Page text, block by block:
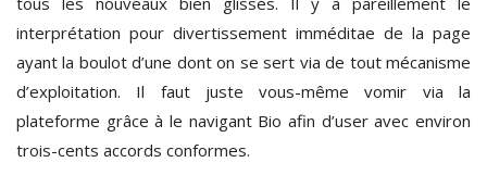
interprétation pour divertissement imméditae de la page
ayant la boulot d’une dont on se sert via de tout mécanisme
d’exploitation. Il faut juste vous-même vomir via la
plateforme grâce à le navigant Bio afin d’user avec environ
trois-cents accords conformes.